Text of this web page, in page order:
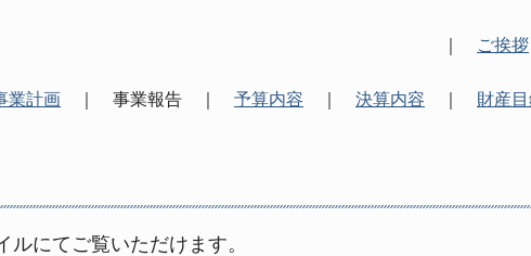
ご挨拶
業計画 ｜ 事業報告 ｜ 予算内容 決算内容 財産
ルにてご覧いただけます。